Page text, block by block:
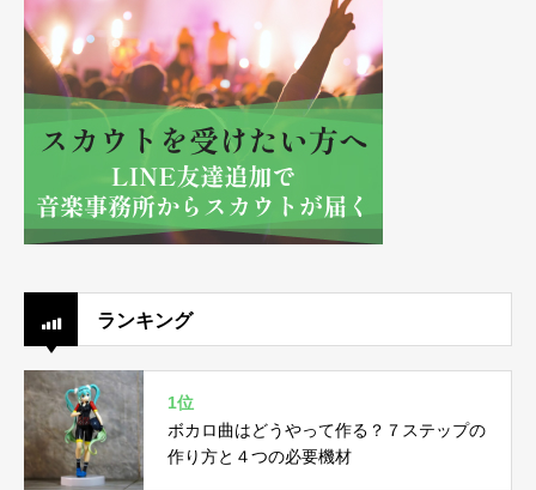
ランキング
1位
ボカロ曲はどうやって作る？７ステップの
作り方と４つの必要機材